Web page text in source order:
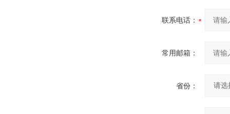
联系电话：
常用邮箱：
省份：